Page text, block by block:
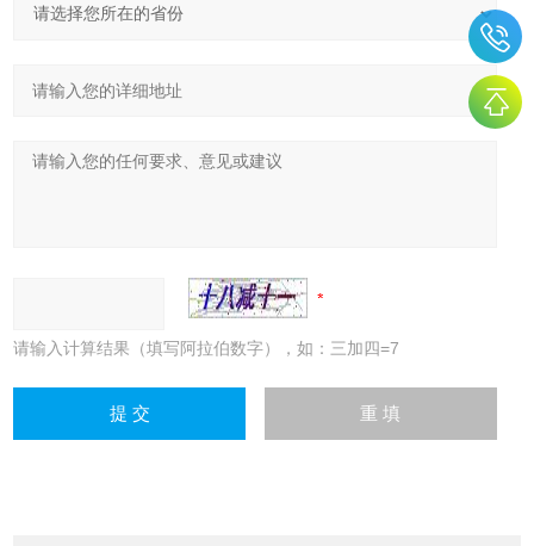
请输入计算结果（填写阿拉伯数字），如：三加四=7